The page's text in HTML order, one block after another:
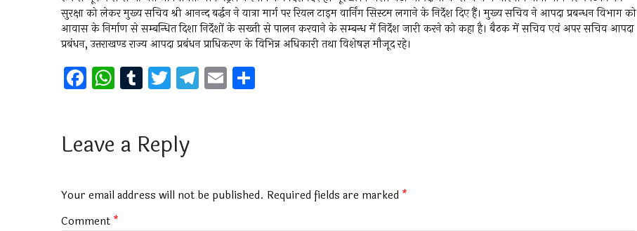
सुरक्षा को लेकर मुख्य सचिव श्री आनन्द बर्द्धन ने यात्रा मार्ग पर रियल टाइम वार्निंग सिस्टम लगाने के निर्देश दिए हैं। मुख्य सचिव ने आपदा प्रबन्धन विभाग को
आवास के निर्माण से सम्बन्धित दिशा निर्देशों के सख्ती से पालन करवाने के सम्बन्ध में निर्देश जारी करने को कहा है। बैठक में सचिव एवं अपर सचिव आपदा
प्रबंधन, उत्तराखण्ड राज्य आपदा प्रबंधन प्राधिकरण के विभिन्न अधिकारी तथा विशेषज्ञ मौजूद रहे।
F
a
b
o
k
W
h
s
p
p
T
u
bl
T
wi
er
T
el
m
E
m
Leave a Reply
Your email address will not be published. Required fields are marked *
Comment *